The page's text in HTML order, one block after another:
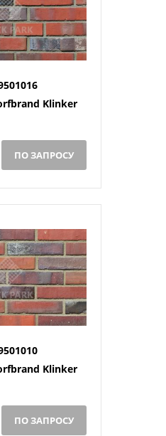
Klinker
ПО ЗАПРОСУ
Klinker
ПО ЗАПРОСУ